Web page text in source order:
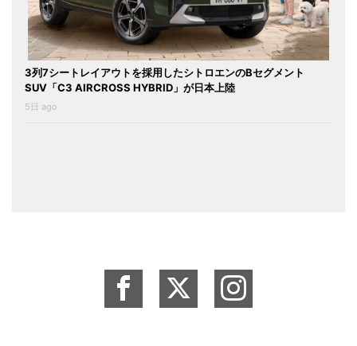
3列7シートレイアウトを採用したシトロエンのBセグメント
SUV「C3 AIRCROSS HYBRID」が日本上陸
5日 ago